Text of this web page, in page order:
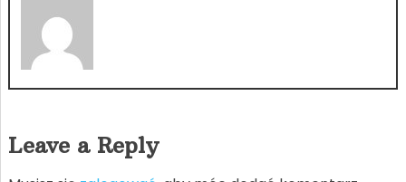
Leave a Reply